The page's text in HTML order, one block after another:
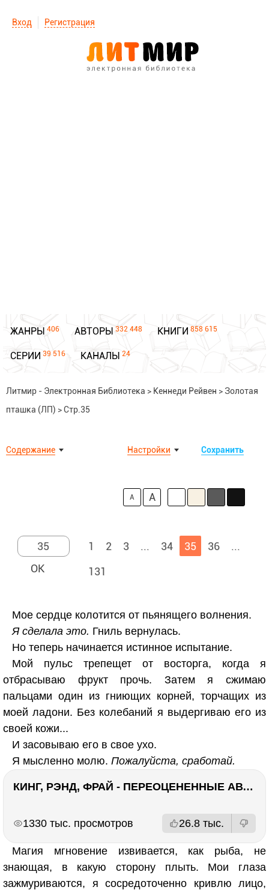
Вход Регистрация
ЖАНРЫ 406 АВТОРЫ 332 448 КНИГИ 858 615
СЕРИИ 39 516 КАНАЛЫ 24
Литмир - Электронная Библиотека > Кеннеди Рейвен > Золотая
пташка (ЛП) >Стр.35
Содержание Сохранить
Настройки
A A
1 2 3 ... 34 35 36
...
131
Мое сердце колотится от пьянящего волнения.
Я сделала это. Гниль вернулась.
Но теперь начинается истинное испытание.
Мой пульс трепещет от восторга, когда я
отбрасываю фрукт прочь. Затем я сжимаю
пальцами один из гниющих корней, торчащих из
моей ладони. Без колебаний я выдергиваю его из
своей кожи...
И засовываю его в свое ухо.
Я мысленно молю. Пожалуйста, сработай.
КИНГ, РЭНД, ФРАЙ - ПЕРЕОЦЕНЕННЫЕ АВТОРЫ? ¯\_(ツ)_/¯
1330 тыс. просмотров 26.8 тыс.
Магия мгновение извивается, как рыба, не
знающая, в какую сторону плыть. Мои глаза
зажмуриваются, я сосредоточенно кривлю лицо,